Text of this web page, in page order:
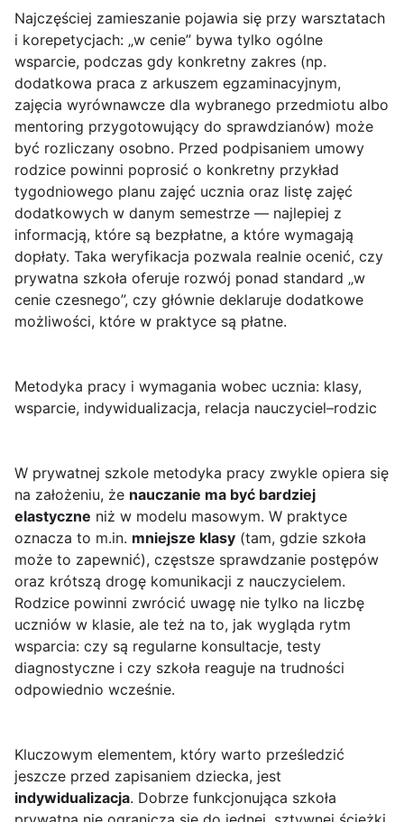
Najczęściej zamieszanie pojawia się przy warsztatach
i korepetycjach: „w cenie” bywa tylko ogólne
wsparcie, podczas gdy konkretny zakres (np.
dodatkowa praca z arkuszem egzaminacyjnym,
zajęcia wyrównawcze dla wybranego przedmiotu albo
mentoring przygotowujący do sprawdzianów) może
być rozliczany osobno. Przed podpisaniem umowy
rodzice powinni poprosić o konkretny przykład
tygodniowego planu zajęć ucznia oraz listę zajęć
dodatkowych w danym semestrze — najlepiej z
informacją, które są bezpłatne, a które wymagają
dopłaty. Taka weryfikacja pozwala realnie ocenić, czy
prywatna szkoła oferuje rozwój ponad standard „w
cenie czesnego”, czy głównie deklaruje dodatkowe
możliwości, które w praktyce są płatne.
Metodyka pracy i wymagania wobec ucznia: klasy,
wsparcie, indywidualizacja, relacja nauczyciel–rodzic
W prywatnej szkole metodyka pracy zwykle opiera się
na założeniu, że nauczanie ma być bardziej
elastyczne niż w modelu masowym. W praktyce
oznacza to m.in. mniejsze klasy (tam, gdzie szkoła
może to zapewnić), częstsze sprawdzanie postępów
oraz krótszą drogę komunikacji z nauczycielem.
Rodzice powinni zwrócić uwagę nie tylko na liczbę
uczniów w klasie, ale też na to, jak wygląda rytm
wsparcia: czy są regularne konsultacje, testy
diagnostyczne i czy szkoła reaguje na trudności
odpowiednio wcześnie.
Kluczowym elementem, który warto prześledzić
jeszcze przed zapisaniem dziecka, jest
indywidualizacja. Dobrze funkcjonująca szkoła